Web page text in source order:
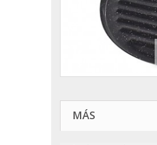
MÁS